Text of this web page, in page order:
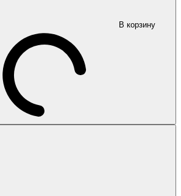
В корзину